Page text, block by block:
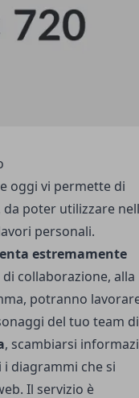
oggi vi permette di
poter utilizzare
personali.
estremamente
collaborazione, alla
potranno
del tuo team di
, scambiarsi
i diagrammi che si
Il servizio è